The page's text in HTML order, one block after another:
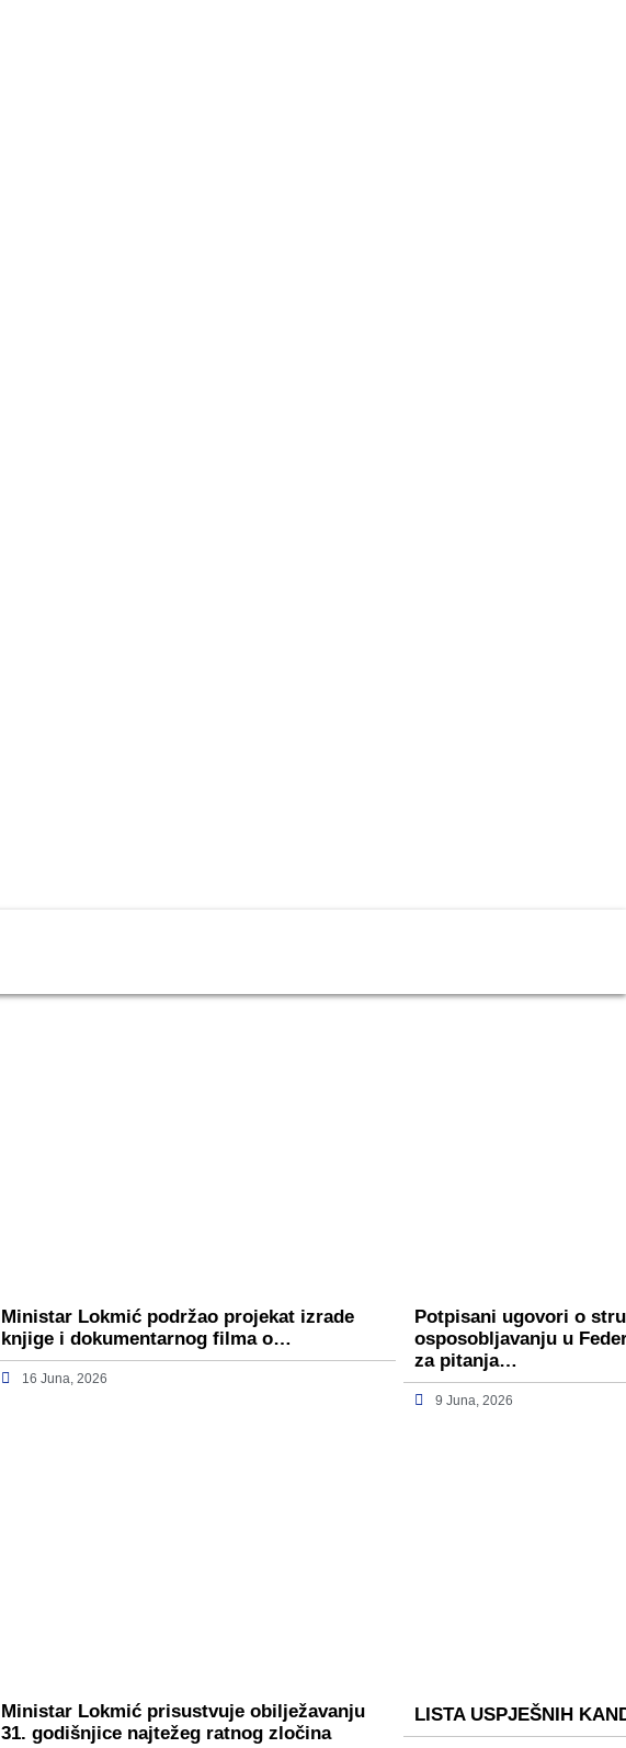
Ministar Lokmić podržao projekat izrade
knjige i dokumentarnog filma o…
16 Juna, 2026
Potpisani ugovori o
osposobljavanju u
za pitanja…
9 Juna, 2026
Ministar Lokmić prisustvuje obilježavanju
31. godišnjice najtežeg ratnog zločina
LISTA USPJEŠNIH